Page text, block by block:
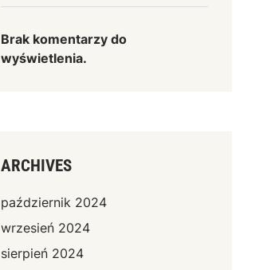
Brak komentarzy do
wyświetlenia.
ARCHIVES
październik 2024
wrzesień 2024
sierpień 2024